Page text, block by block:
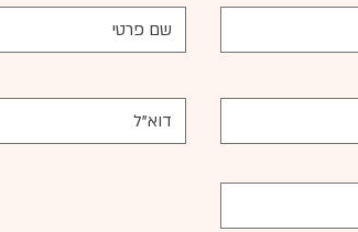
עבור התינוק והאם – מבוסס